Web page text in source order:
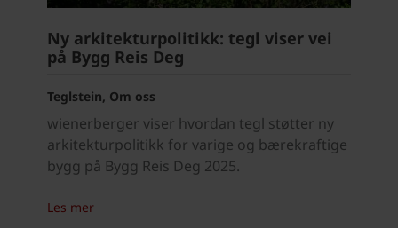
Ny arkitekturpolitikk: tegl viser vei
på Bygg Reis Deg
Teglstein, Om oss
wienerberger viser hvordan tegl støtter ny
arkitekturpolitikk for varige og bærekraftige
bygg på Bygg Reis Deg 2025.
Les mer